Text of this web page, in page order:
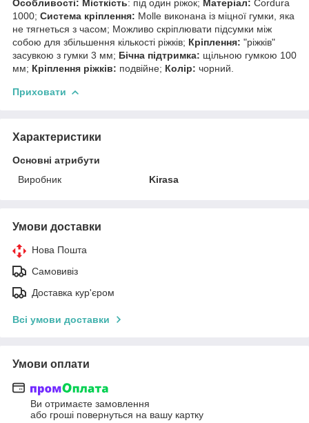
Особливості: Місткість: під один ріжок; Матеріал: Cordura
1000; Система кріплення: Molle виконана із міцної гумки, яка
не тягнеться з часом; Можливо скріплювати підсумки між
собою для збільшення кількості ріжків; Кріплення: "ріжків"
засувкою з гумки 3 мм; Бічна підтримка: щільною гумкою 100
мм; Кріплення ріжків: подвійне; Колір: чорний.
Приховати
Характеристики
Основні атрибути
Виробник
Kirasa
Умови доставки
Нова Пошта
Самовивіз
Доставка кур'єром
Всі умови доставки
Умови оплати
Ви отримаєте замовлення
або гроші повернуться на вашу картку